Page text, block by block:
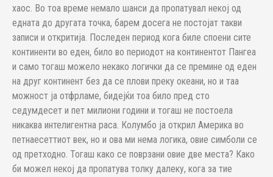
хаос. Во тоа време немало шанси да пропатувал некој од
едната до другата точка, барем досега не постојат такви
записи и откритија. Последен период кога биле споени сите
континенти во еден, било во периодот на континентот Пангеа
и само тогаш можело некако логички да се премине од еден
на друг континент без да се плови преку океани, но и таа
можност ја отфрламе, бидејќи тоа било пред сто
седумдесет и пет милиони години и тогаш не постоела
никаква интелигентна раса. Колумбо ја открил Америка во
петнаесеттиот век, но и ова ми нема логика, овие симболи се
од претходно. Тогаш како се поврзани овие две места? Како
би можел некој да пропатува толку далеку, кога за тие